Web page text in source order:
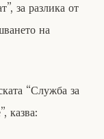
за разлика от
на
“Служба за
казва: